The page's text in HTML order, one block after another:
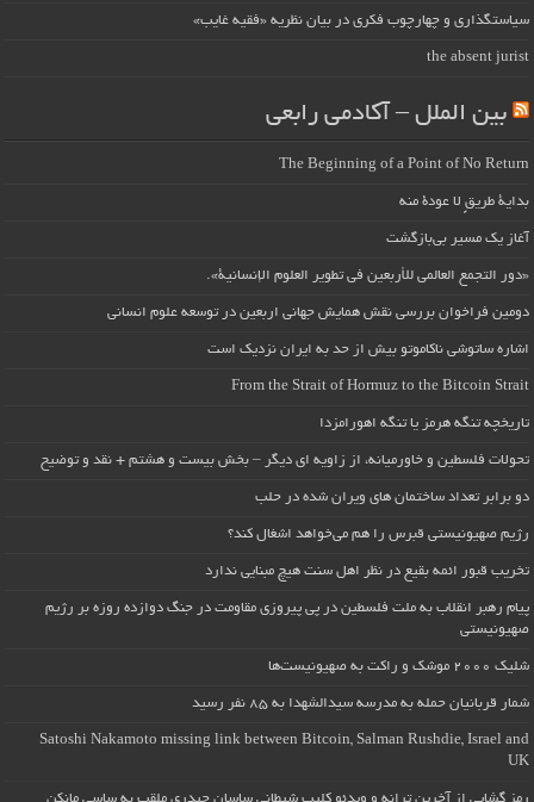
سیاستگذاری و چهارچوب فکری در بیان نظریه «فقیه غایب»
the absent jurist
بین الملل – آکادمی رابعی
The Beginning of a Point of No Return
بداية طريقٍ لا عودة منه
آغاز یک مسیر بی‌بازگشت
«دور التجمع العالمي للأربعين في تطوير العلوم الإنسانية».
دومین فراخوان بررسی نقش همایش جهانی اربعین در توسعه علوم انسانی
اشاره ساتوشی ناکاموتو بیش از حد به ایران نزدیک است
From the Strait of Hormuz to the Bitcoin Strait
تاریخچه تنگه هرمز یا تنگه اهورامزدا
تحولات فلسطین و خاورمیانه، از زاویه ای دیگر – بخش بیست و هشتم + نقد و توضیح
دو برابر تعداد ساختمان های ویران شده در حلب
رژیم صهیونیستی قبرس را هم می‌خواهد اشغال کند؟
تخریب قبور ائمه بقیع در نظر اهل سنت هیچ مبنایی ندارد
پیام رهبر انقلاب به ملت فلسطین در پی پیروزی مقاومت در جنگ دوازده روزه بر رژیم
صهیونیستی
شلیک ۲۰۰۰ موشک و راکت به صهیونیست‌ها
شمار قربانیان حمله به مدرسه سیدالشهدا به ۸۵ نفر رسید
Satoshi Nakamoto missing link between Bitcoin, Salman Rushdie, Israel and
UK
رمز گشایی از آخرین ترانه و ویدئو کلیپ شیطانی ساسان حیدری ملقب به ساسی مانکن